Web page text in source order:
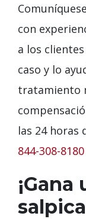
con
a los
caso y lo
tratamiento
las 24 horas
844-308-8180
¡Gana